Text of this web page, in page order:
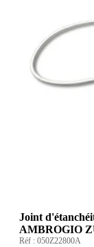
Joint
AMBROGIO
Réf : 050Z22800A